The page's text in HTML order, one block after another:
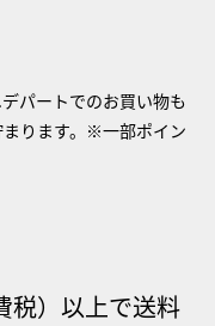
パートでのお買い物も
ります。※一部ポイン
税）以上で送料